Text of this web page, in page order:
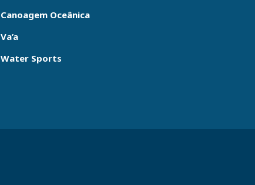
Canoagem Oceânica
Va’a
Water Sports